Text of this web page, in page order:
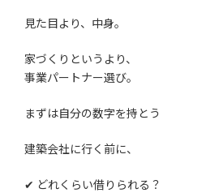
見た目より、中身。
家づくりというより、
事業パートナー選び。
まずは自分の数字を持とう
建築会社に行く前に、
✔ どれくらい借りられる？